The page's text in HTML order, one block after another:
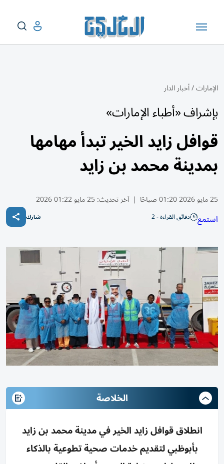
الإمارات/أخبار الدار
بإشراف «أطباء الإمارات»
قوافل زايد الخير تبدأ مهامها
بمدينة محمد بن زايد
25 مايو 2026 01:20 صباحًا | آخر تحديث:25 مايو 01:22 2026
استمع دقائق القراءة - 2 شارك
الخلاصة
انطلاق قوافل زايد الخير في مدينة محمد بن زايد
بأبوظبي لتقديم خدمات صحية تطوعية بالذكاء